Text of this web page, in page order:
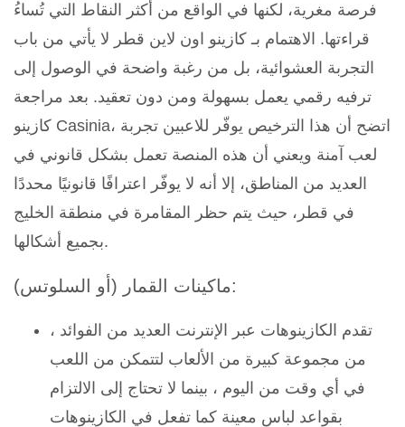
فرصة مغرية، لكنها في الواقع من أكثر النقاط التي تُساءُ
قراءتها. الاهتمام بـ كازينو اون لاين قطر لا يأتي من باب
التجربة العشوائية، بل من رغبة واضحة في الوصول إلى
ترفيه رقمي يعمل بسهولة ومن دون تعقيد. بعد مراجعة
كازينو Casinia، اتضح أن هذا الترخيص يوفّر للاعبين تجربة
لعب آمنة ويعني أن هذه المنصة تعمل بشكل قانوني في
العديد من المناطق، إلا أنه لا يوفّر اعترافًا قانونيًا محددًا
في قطر، حيث يتم حظر المقامرة في منطقة الخليج
بجميع أشكالها.
ماكينات القمار (أو السلوتس):
تقدم الكازينوهات عبر الإنترنت العديد من الفوائد ،
من مجموعة كبيرة من الألعاب لتتمكن من اللعب
في أي وقت من اليوم ، بينما لا تحتاج إلى الالتزام
بقواعد لباس معينة كما تفعل في الكازينوهات